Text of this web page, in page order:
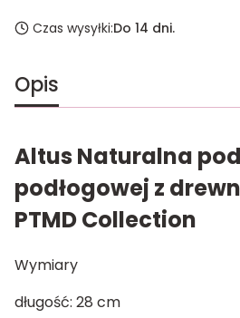
Czas wysyłki:Do 14 dni.
Opis
Altus Naturalna
podłogowej z
PTMD Collection
Wymiary
długość: 28 cm